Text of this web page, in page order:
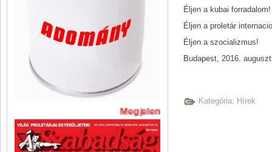
Megjelent A Szabadság legújabb
Éljen a kubai forradalom!
Éljen a proletár
Éljen a szocializmus!
Budapest, 2016.
Kategória: Hírek